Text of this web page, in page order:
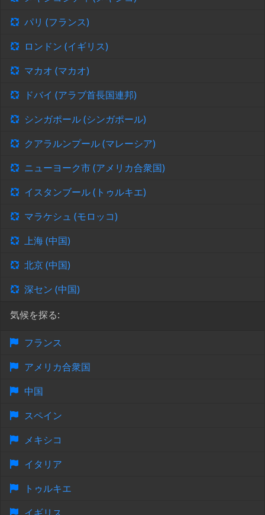
パリ (フランス)
ロンドン (イギリス)
マカオ (マカオ)
ドバイ (アラブ首長国連邦)
シンガポール (シンガポール)
クアラルンプール (マレーシア)
ニューヨーク市 (アメリカ合衆国)
イスタンブール (トゥルキエ)
マラケシュ (モロッコ)
上海 (中国)
北京 (中国)
深セン (中国)
気候を探る:
フランス
アメリカ合衆国
中国
スペイン
メキシコ
イタリア
トゥルキエ